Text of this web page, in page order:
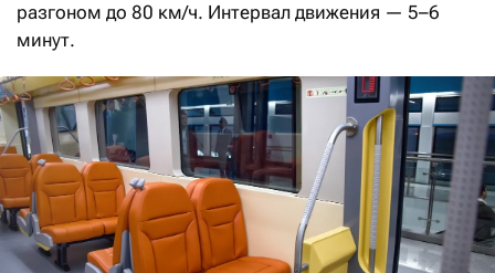
разгоном до 80 км/ч. Интервал движения — 5–6
минут.